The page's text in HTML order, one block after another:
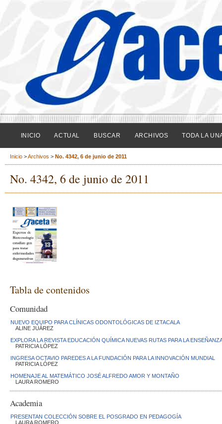
INICIO ACTUAL BUSCAR ARCHIVOS TODA LA
Inicio >Archivos > No. 4342, 6 de junio de 2011
No. 4342, 6 de junio de 2011
Tabla de contenidos
Comunidad
NUEVO EQUIPO PARA CLÍNICAS ODONTOLÓGICAS DE IZTACALA
ALINE JUÁREZ
EXPLORA LA REVISTA EDUCACIÓN QUÍMICA NUEVAS RUTAS PARA LA
PATRICIA LÓPEZ
INGRESA OCTAVIO PAREDES A LA FUNDACIÓN PARA LA INNOVACIÓN MUNDIAL
PATRICIA LÓPEZ
HOMENAJE AL MATEMÁTICO JOSÉ ALFREDO AMOR Y MONTAÑO
LAURA ROMERO
Academia
PRESENTAN COLECCIÓN SOBRE EL POSGRADO EN PEDAGOGÍA
LAURA ROMERO